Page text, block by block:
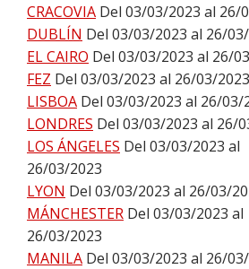
CRACOVIA Del 03/03/2023 al 26/
DUBLÍN Del 03/03/2023 al 26/
EL CAIRO Del 03/03/2023 al 26/
FEZ Del 03/03/2023 al 26/03/2023
LISBOA Del 03/03/2023 al 26/03/
LONDRES Del 03/03/2023 al 26/
LOS ÁNGELES Del 03/03/2023 al
26/03/2023
LYON Del 03/03/2023 al 26/03/
MÁNCHESTER Del 03/03/2023 al
26/03/2023
MANILA Del 03/03/2023 al 26/